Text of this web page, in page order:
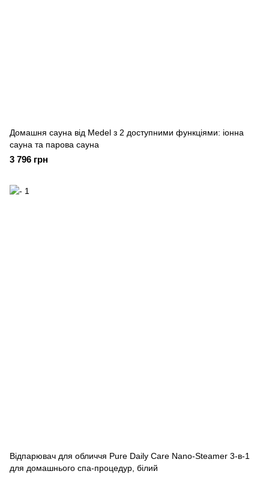
Домашня сауна від Medel з 2 доступними функціями: іонна
сауна та парова сауна
3 796 грн
Відпарювач для обличчя Pure Daily Care Nano-Steamer 3-в-1
для домашнього спа-процедур, білий